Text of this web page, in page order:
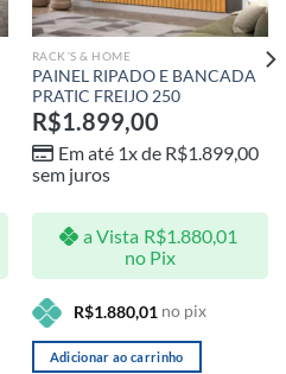
RACK´S & HOME
PAINEL RIPADO E BANCADA
PRATIC FREIJO 250
R$1.899,00
Em até 1x de R$1.899,00
sem juros
a Vista R$1.880,01
no Pix
R$1.880,01 no pix
Adicionar ao carrinho